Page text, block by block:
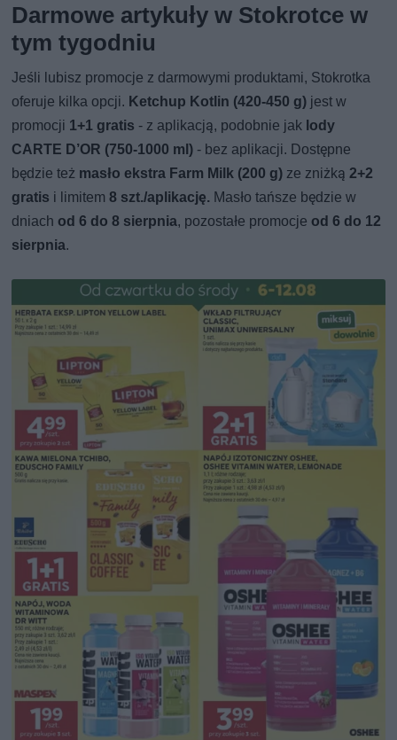
Darmowe artykuły w Stokrotce w
tym tygodniu
Jeśli lubisz promocje z darmowymi produktami, Stokrotka
oferuje kilka opcji. Ketchup Kotlin (420-450 g) jest w
promocji 1+1 gratis - z aplikacją, podobnie jak lody
CARTE D’OR (750-1000 ml) - bez aplikacji. Dostępne
będzie też masło ekstra Farm Milk (200 g) ze zniżką2+2
gratis i limitem8 szt./aplikację. Masło tańsze będzie w
dniach od 6 do 8 sierpnia, pozostałe promocje od 6 do 12
sierpnia.